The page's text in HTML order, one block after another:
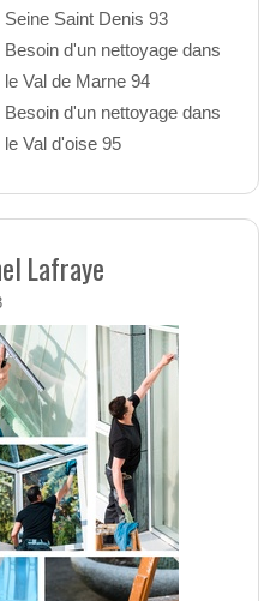
Seine Saint Denis 93
Besoin d'un nettoyage dans
le Val de Marne 94
Besoin d'un nettoyage dans
le Val d'oise 95
Lafraye